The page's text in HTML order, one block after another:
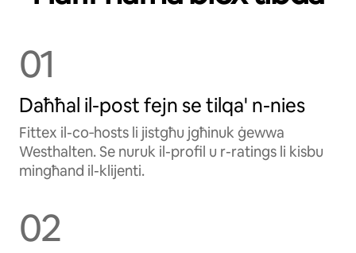
01
Daħħal il-post fejn se tilqa' n-nies
Fittex il-co‑hosts li jistgħu jgħinuk ġewwa
Westhalten. Se nuruk il-profil u r-ratings li kisbu
mingħand il-klijenti.
02